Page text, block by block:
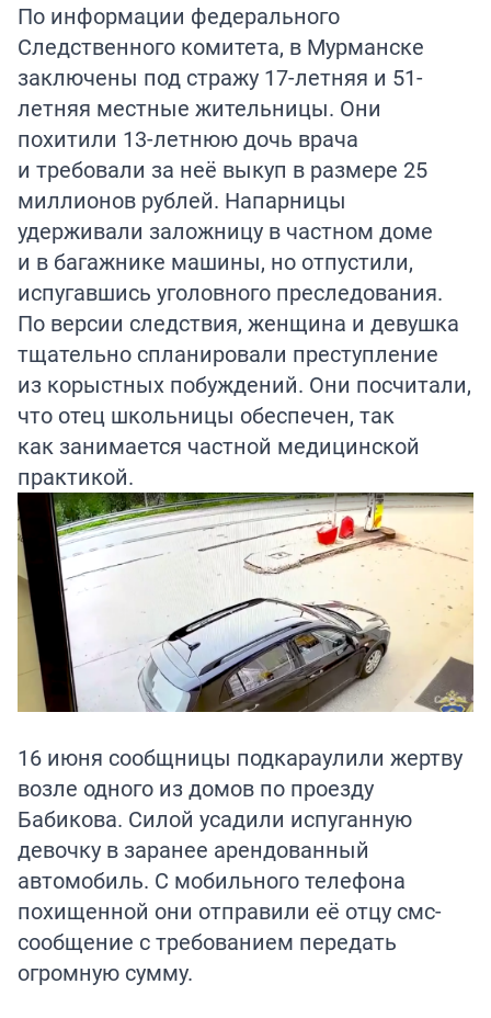
По информации федерального
Следственного комитета, в Мурманске
заключены под стражу 17-летняя и 51-
летняя местные жительницы. Они
похитили 13-летнюю дочь врача
и требовали за неё выкуп в размере 25
миллионов рублей. Напарницы
удерживали заложницу в частном доме
и в багажнике машины, но отпустили,
испугавшись уголовного преследования.
По версии следствия, женщина и девушка
тщательно спланировали преступление
из корыстных побуждений. Они посчитали,
что отец школьницы обеспечен, так
как занимается частной медицинской
практикой.
16 июня сообщницы подкараулили жертву
возле одного из домов по проезду
Бабикова. Силой усадили испуганную
девочку в заранее арендованный
автомобиль. С мобильного телефона
похищенной они отправили её отцу смс-
сообщение с требованием передать
огромную сумму.